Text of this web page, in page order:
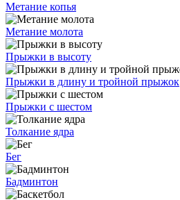
Метание копья
Метание молота
Прыжки в высоту
Прыжки в длину и тройной прыжок
Прыжки с шестом
Толкание ядра
Бег
Бадминтон